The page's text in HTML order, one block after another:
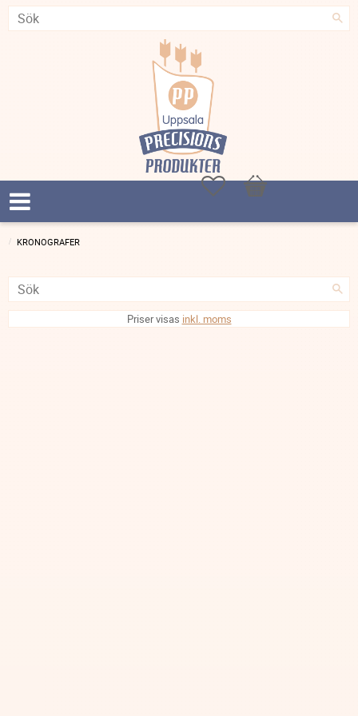
FavoriterKundvagn
KRONOGRAFER
Priser visas inkl. moms